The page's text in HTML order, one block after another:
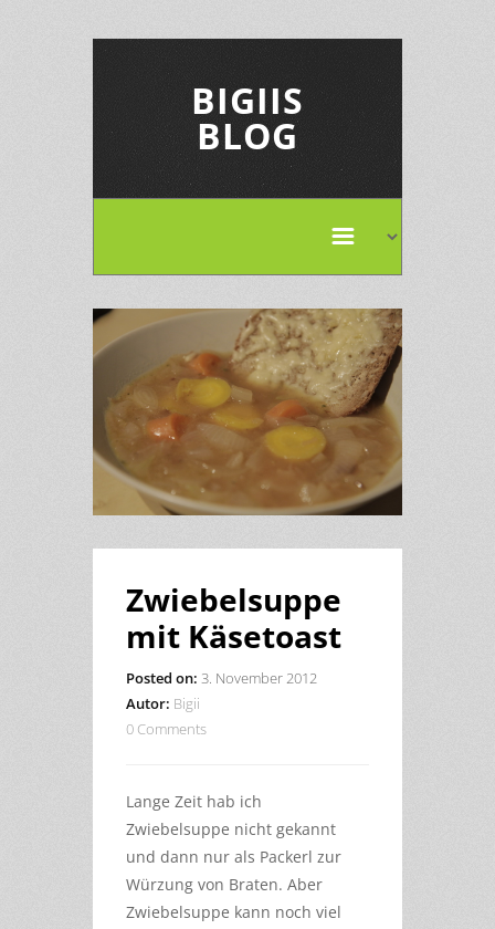
BIGIIS
BLOG
Zwiebelsuppe
mit Käsetoast
Posted on: 3. November 2012
Autor: Bigii
0 Comments
Lange Zeit hab ich
Zwiebelsuppe nicht gekannt
und dann nur als Packerl zur
Würzung von Braten. Aber
Zwiebelsuppe kann noch viel